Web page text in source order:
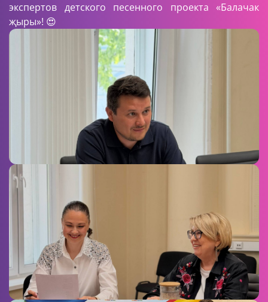
экспертов детского песенного проекта «Балачак
җыры»! 😍